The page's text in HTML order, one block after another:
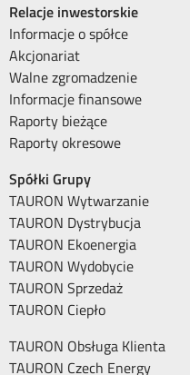
Relacje inwestorskie
Informacje o spółce
Akcjonariat
Walne zgromadzenie
Informacje finansowe
Raporty bieżące
Raporty okresowe
Spółki Grupy
TAURON Wytwarzanie
TAURON Dystrybucja
TAURON Ekoenergia
TAURON Wydobycie
TAURON Sprzedaż
TAURON Ciepło
TAURON Obsługa Klienta
TAURON Czech Energy